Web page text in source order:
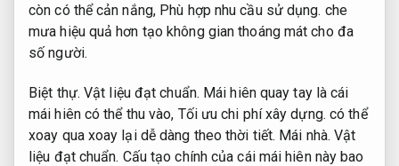
còn có thể cản nắng, Phù hợp nhu cầu sử dụng. che
mưa hiệu quả hơn tạo không gian thoáng mát cho đa
số người.
Biệt thự. Vật liệu đạt chuẩn. Mái hiên quay tay là cái
mái hiên có thể thu vào, Tối ưu chi phí xây dựng. có thể
xoay qua xoay lại dễ dàng theo thời tiết. Mái nhà. Vật
liệu đạt chuẩn. Cấu tạo chính của cái mái hiên này bao